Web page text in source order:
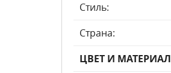
Стиль:
Страна:
ЦВЕТ И МАТЕРИАЛ